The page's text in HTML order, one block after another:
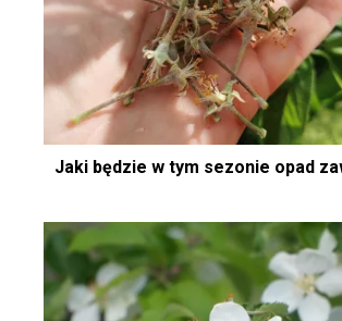
Jaki będzie w tym sezonie opad